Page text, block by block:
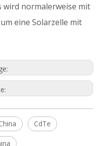
normalerweise mit
eine Solarzelle mit
CdTe